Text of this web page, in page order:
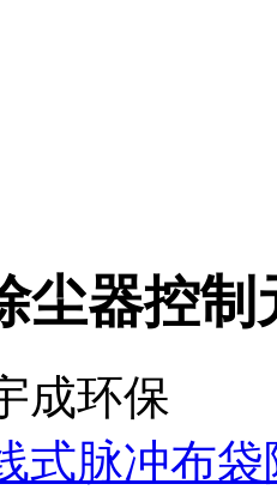
尘器控
成环保
式脉冲布